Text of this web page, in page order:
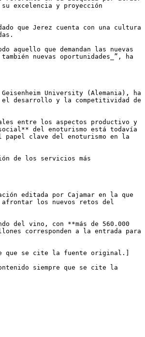
excelencia y proyección
que Jerez cuenta con una cultura
aquello que demandan las nuevas
nuevas oportunidades_”, ha
University (Alemania), ha
desarrollo y la competitividad de
entre los aspectos productivo y
del enoturismo está todavía
papel clave del enoturismo en la
de los servicios más
editada por Cajamar en la que
los nuevos retos del
del vino, con **más de 560.000
corresponden a la entrada para
que se cite la fuente original.]
siempre que se cite la